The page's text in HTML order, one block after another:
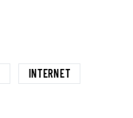
INTERNET